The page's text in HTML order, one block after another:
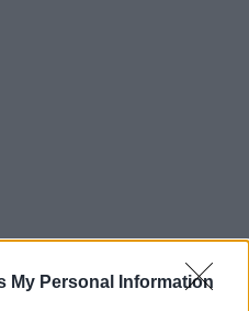
My Personal Information